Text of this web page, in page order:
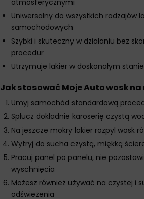
atmosferycznymi
Uniwersalny do wszystkich rodzajów
samochodowych
Szybki i skuteczny w działaniu bez
procedur
Utrzymuje lakier w doskonałym
Jak stosować Moje Auto wosk na
Umyj samochód standardową
Spłucz dokładnie karoserię czystą
Na jeszcze mokry lakier rozpyl wosk
Wytryj do sucha czystą, miękką
Pracuj panel po panelu, nie
wyschnięcia
Możesz również używać na czystej i
odświeżenia